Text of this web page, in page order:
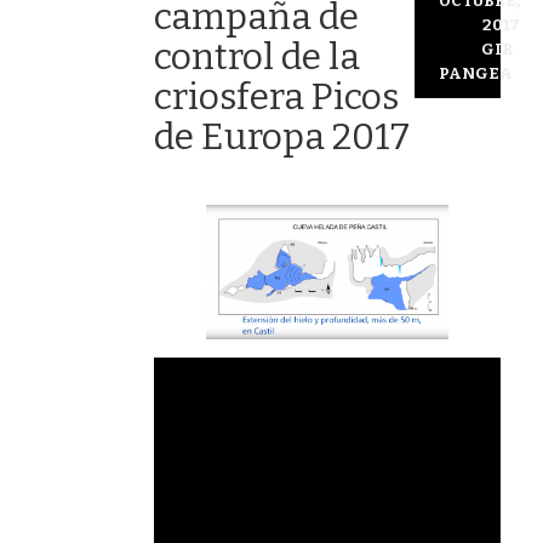
campaña de
control de la
criosfera Picos
de Europa 2017
2017
GIR
PANGEA